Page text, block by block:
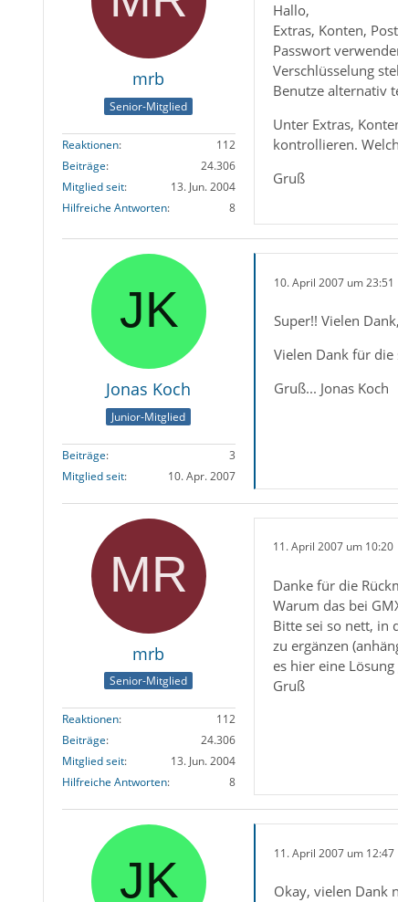
mrb
Senior-Mitglied
Reaktionen
112
Beiträge
24.306
Mitglied seit
13. Jun. 2004
Hilfreiche Antworten
8
Hallo,
Extras, Konten,
Passwort
Verschlüsselung
Benutze alternativ
Unter Extras,
kontrollieren.
Gruß
Jonas Koch
Junior-Mitglied
Beiträge
3
Mitglied seit
10. Apr. 2007
10. April 2007 um 23:51
Super!! Vielen
Vielen Dank für die
Gruß... Jonas Koch
mrb
Senior-Mitglied
Reaktionen
112
Beiträge
24.306
Mitglied seit
13. Jun. 2004
Hilfreiche Antworten
8
11. April 2007 um 10:20
Danke für die
Warum das bei
Bitte sei so nett, in
zu ergänzen
es hier eine Lösung
Gruß
11. April 2007 um 12:47
Okay, vielen Dank